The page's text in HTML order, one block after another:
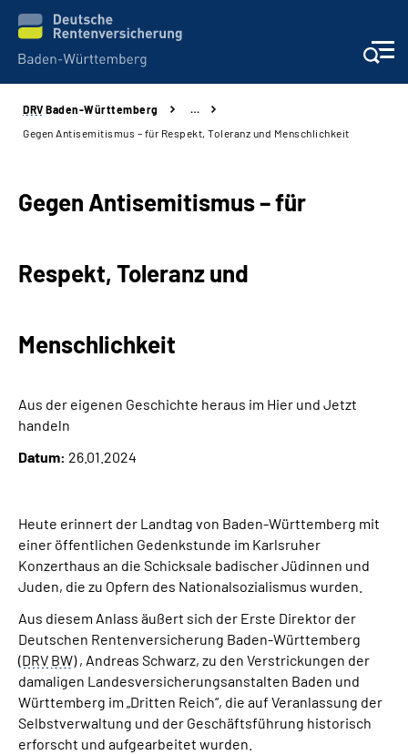
Beratung und Kontakt
Online-Services
Karriere
Inhalte in Gebärdensprache (DGS)
Suche
DRV Baden-Württemberg
…
Gegen Antisemitismus – für Respekt, Toleranz und Menschlichkeit
Gegen Antisemitismus – für
Respekt, Toleranz und
Menschlichkeit
Aus der eigenen Geschichte heraus im Hier und Jetzt
handeln
Datum: 26.01.2024
Heute erinnert der Landtag von Baden-Württemberg mit
einer öffentlichen Gedenkstunde im Karlsruher
Konzerthaus an die Schicksale badischer Jüdinnen und
Juden, die zu Opfern des Nationalsozialismus wurden.
Aus diesem Anlass äußert sich der Erste Direktor der
Deutschen Rentenversicherung Baden-Württemberg
(DRV BW) , Andreas Schwarz, zu den Verstrickungen der
damaligen Landesversicherungsanstalten Baden und
Württemberg im „Dritten Reich“, die auf Veranlassung der
Selbstverwaltung und der Geschäftsführung historisch
erforscht und aufgearbeitet wurden.